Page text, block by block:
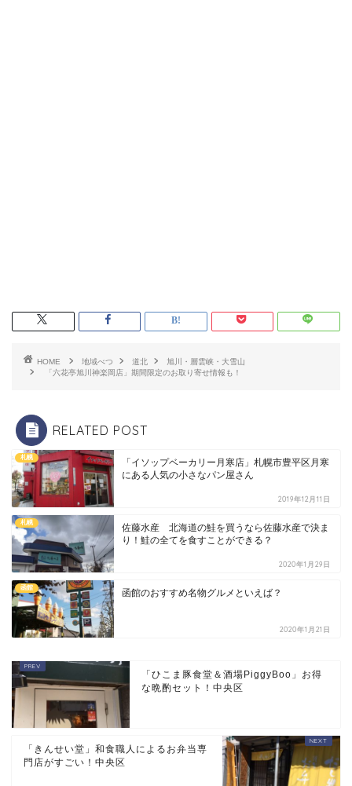
HOME 地域べつ 道北
旭川・層雲峡・大雪山
「六花亭旭川神楽岡店」期間限定のお取り寄せ情報も！
RELATED POST
札幌
「イソップベーカリー月寒店」札幌市豊平区月寒
にある人気の小さなパン屋さん
2019年12月11日
札幌
佐藤水産 北海道の鮭を買うなら佐藤水産で決ま
り！鮭の全てを食すことができる？
2020年1月29日
函館 函館のおすすめ名物グルメといえば？
2020年1月21日
「ひこま豚食堂＆酒場PiggyBoo」お得
な晩酌セット！中央区
「きんせい堂」和食職人によるお弁当専
門店がすごい！中央区